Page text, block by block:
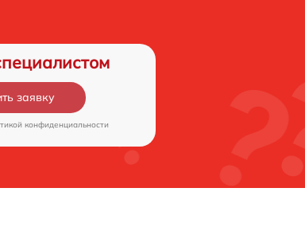
заявку
конфиденциальности